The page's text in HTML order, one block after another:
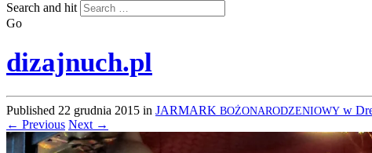
Search and hit
Go
dizajnuch.pl
Published 22 grudnia 2015 in JARMARK BOŻONARODZENIOWY w
← Previous Next →